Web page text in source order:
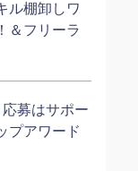
ル棚卸しワ
＆フリーラ
募はサポー
プアワード